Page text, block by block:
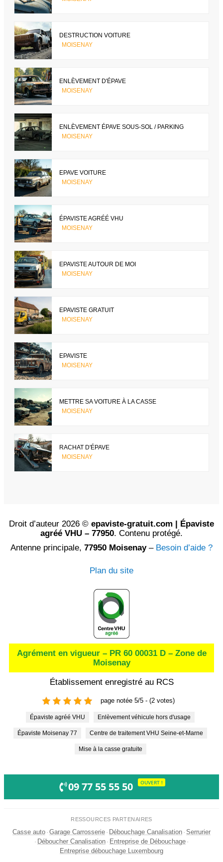
DESTRUCTION VOITURE
MOISENAY
ENLÈVEMENT D'ÉPAVE
MOISENAY
ENLÈVEMENT ÉPAVE SOUS-SOL / PARKING
MOISENAY
EPAVE VOITURE
MOISENAY
ÉPAVISTE AGRÉÉ VHU
MOISENAY
EPAVISTE AUTOUR DE MOI
MOISENAY
EPAVISTE GRATUIT
MOISENAY
EPAVISTE
MOISENAY
METTRE SA VOITURE À LA CASSE
MOISENAY
RACHAT D'ÉPAVE
MOISENAY
Droit d’auteur 2026 © epaviste-gratuit.com | Épaviste
agréé VHU – 77950. Contenu protégé.
Antenne principale, 77950 Moisenay– Besoin d’aide ?
Plan du site
Agrément en vigueur – PR 60 00031 D – Zone de
Moisenay
Établissement enregistré au RCS
page notée 5/5 - (2 votes)
Épaviste agréé VHU Enlèvement véhicule hors d'usage
Épaviste Moisenay 77 Centre de traitement VHU Seine-et-Marne
Mise à la casse gratuite
09 77 55 55 50 OUVERT !
RESSOURCES PARTENAIRES
Casse auto · Garage Carrosserie · Débouchage Canalisation · Serrurier
· Déboucher Canalisation · Entreprise de Débouchage ·
Entreprise débouchage Luxembourg